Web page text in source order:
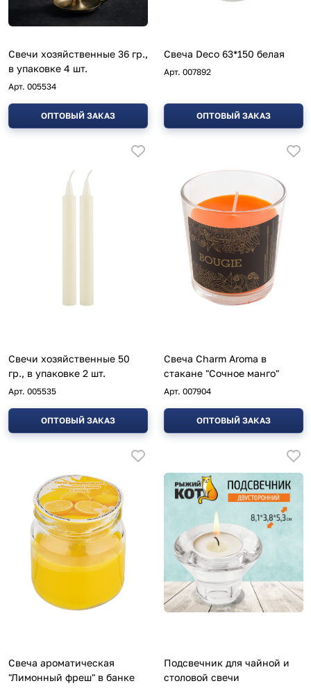
Свечи хозяйственные 36 гр.,
в упаковке 4 шт.
Арт. 005534
ОПТОВЫЙ ЗАКАЗ
Свеча Deco 63*150 белая
Арт. 007892
ОПТОВЫЙ ЗАКАЗ
Свечи хозяйственные 50
гр., в упаковке 2 шт.
Арт. 005535
ОПТОВЫЙ ЗАКАЗ
Свеча Charm Aroma в
стакане "Сочное манго"
Арт. 007904
ОПТОВЫЙ ЗАКАЗ
Свеча ароматическая
"Лимонный фреш" в банке
Подсвечник для чайной и
столовой свечи